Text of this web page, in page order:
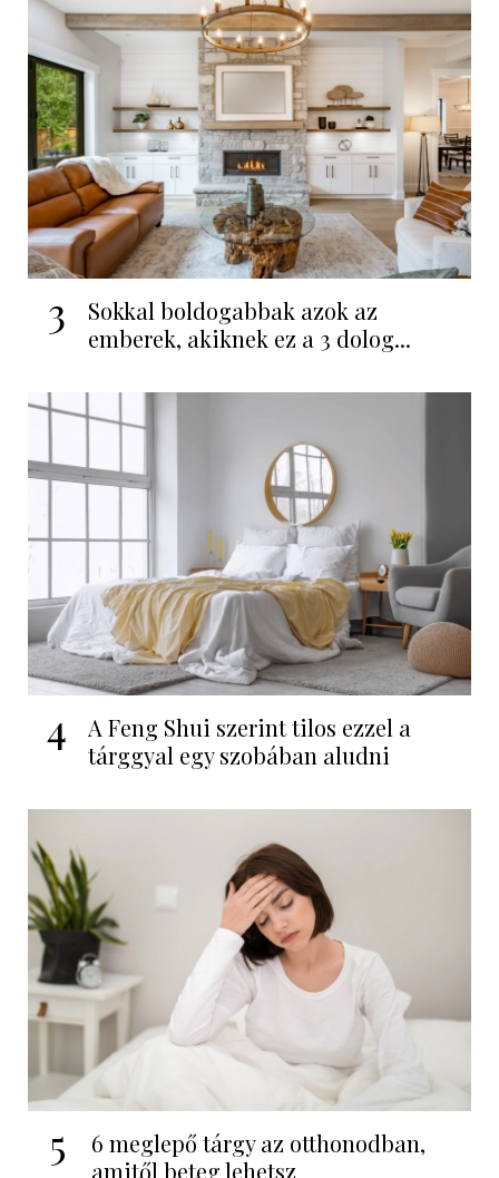
3
Sokkal boldogabbak azok az
emberek, akiknek ez a 3 dolog...
4
A Feng Shui szerint tilos ezzel a
tárggyal egy szobában aludni
5
6 meglepő tárgy az otthonodban,
amitől beteg lehetsz